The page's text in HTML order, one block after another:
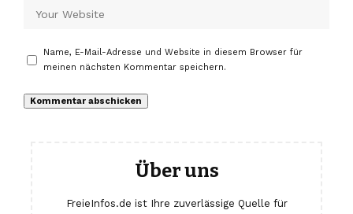
Name, E-Mail-Adresse und Website in diesem Browser für
meinen nächsten Kommentar speichern.
Über uns
FreieInfos.de ist Ihre zuverlässige Quelle für